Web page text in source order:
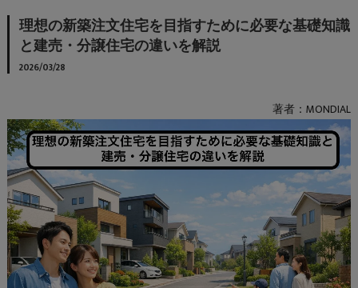
理想の新築注文住宅を目指すために必要な基礎知識
と建売・分譲住宅の違いを解説
2026/03/28
著者：MONDIAL